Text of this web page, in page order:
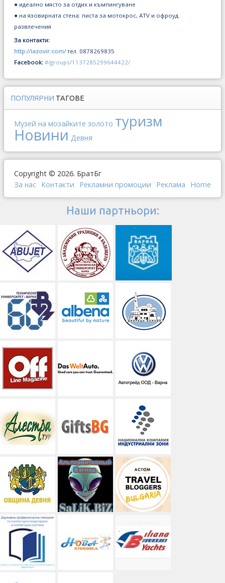
● идеално място за отдих и къмпингуване
● на язовирната стена: писта за мотокрос, ATV и офроуд
развлечения
За контакти:
http://iazovir.com/ тел. 0878269835
Facebook: #/groups/1137285299644422/
ПОПУЛЯРНИ ТАГОВЕ
Музей на мозайките золото туризм
Новини Девня
Copyright © 2026. БратБг
За нас Контакти Рекламни промоции Реклама Home
Наши партньори: